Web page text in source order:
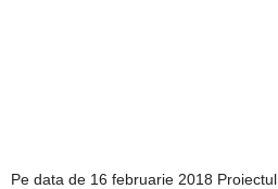
Pe data de 16 februarie 2018 Proiectul